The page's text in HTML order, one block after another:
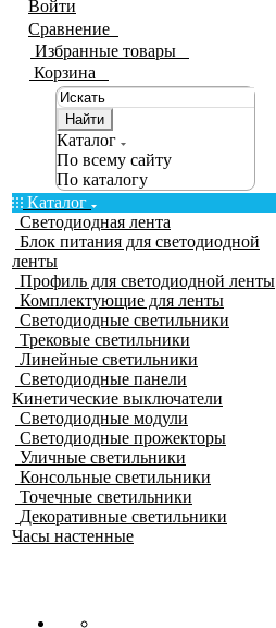
Войти
Сравнение
Избранные товары
Корзина
Найти
Каталог
По всему сайту
По каталогу
Каталог
Светодиодная лента
Блок питания для светодиодной
ленты
Профиль для светодиодной ленты
Комплектующие для ленты
Светодиодные светильники
Трековые светильники
Линейные светильники
Светодиодные панели
Кинетические выключатели
Светодиодные модули
Светодиодные прожекторы
Уличные светильники
Консольные светильники
Точечные светильники
Декоративные светильники
Часы настенные